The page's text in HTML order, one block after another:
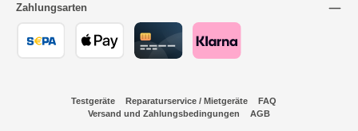
Zahlungsarten
Testgeräte Reparaturservice / Mietgeräte
FAQ
Versand und Zahlungsbedingungen
AGB